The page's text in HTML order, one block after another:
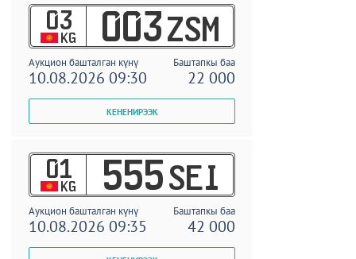
03
KG 003 ZSM
Аукцион башталган күнү Баштапкы баа
10.08.2026 09:30 22 000
01
KG 555 SEI
Аукцион башталган күнү Баштапкы баа
10.08.2026 09:35 42 000